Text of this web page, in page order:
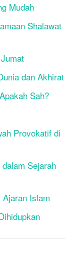
Mudah
Shalawat
dan Akhirat
Sah?
Provokatif di
Sejarah
Ajaran Islam